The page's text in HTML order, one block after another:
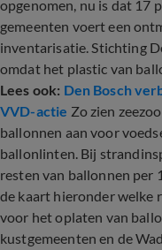
opgenomen, nu is dat 17
gemeenten voert een
inventarisatie. Stichting
omdat het plastic van
Lees ook: Den Bosch
VVD-actie Zo zien
ballonnen aan voor
ballonlinten. Bij
resten van ballonnen per
de kaart hieronder welke
voor het oplaten van
kustgemeenten en de